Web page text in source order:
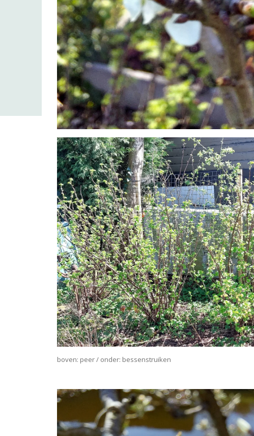
boven: peer / onder: bessenstruiken